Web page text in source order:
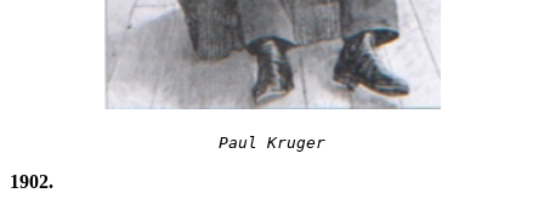
Paul Kruger
1902.